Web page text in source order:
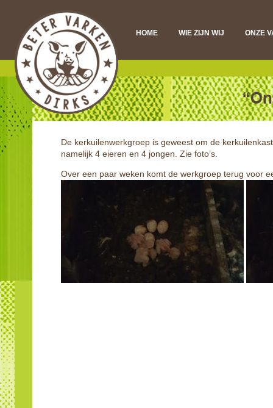
HOME WIE ZIJN WIJ ONZE
De kerkuilenwerkgroep is geweest om de
namelijk 4 eieren en 4 jongen. Zie foto’s.
Over een paar weken komt de werkgroep terug voor